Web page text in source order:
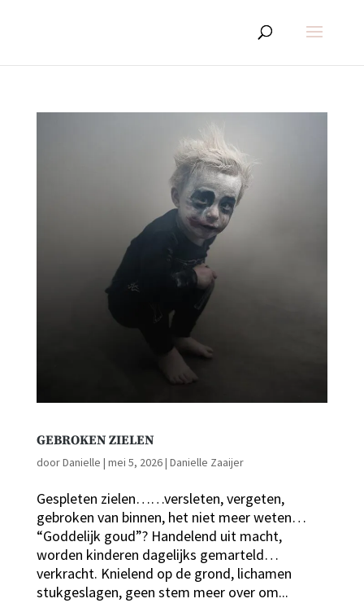
GEBROKEN ZIELEN
doorDanielle | mei 5, 2026| Danielle Zaaijer
Gespleten zielen……versleten, vergeten,
gebroken van binnen, het niet meer weten…
“Goddelijk goud”? Handelend uit macht,
worden kinderen dagelijks gemarteld…
verkracht. Knielend op de grond, lichamen
stukgeslagen, geen stem meer over om...